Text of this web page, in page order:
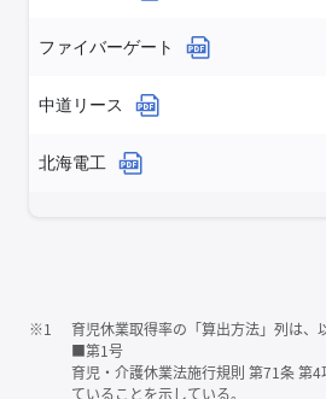
ファイバーゲート
中道リース
北海電工
※1
育児休業取得率の「算出方法」列は、
■第1号
育児・介護休業法施行規則 第71条 第
ていることを示している。